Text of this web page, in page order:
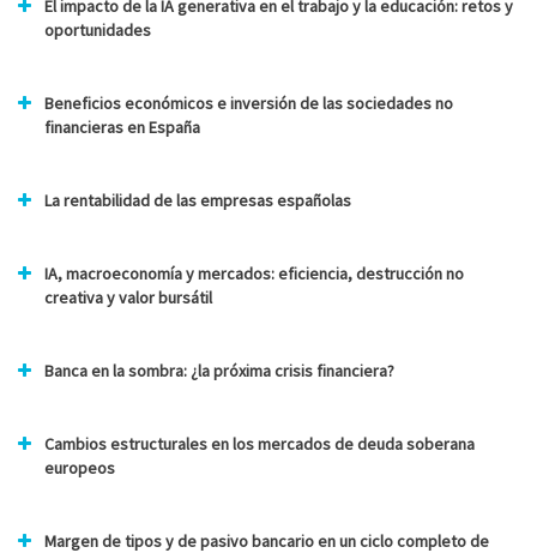
El impacto de la IA generativa en el trabajo y la educación: retos y
oportunidades
Beneficios económicos e inversión de las sociedades no
financieras en España
La rentabilidad de las empresas españolas
IA, macroeconomía y mercados: eficiencia, destrucción no
creativa y valor bursátil
Banca en la sombra: ¿la próxima crisis financiera?
Cambios estructurales en los mercados de deuda soberana
europeos
Margen de tipos y de pasivo bancario en un ciclo completo de